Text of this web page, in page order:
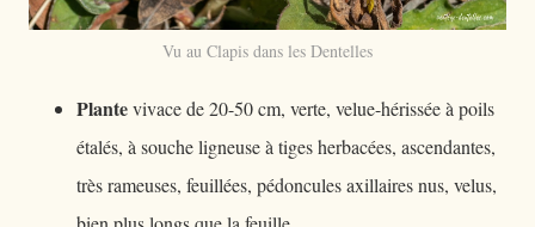
Vu au Clapis dans les Dentelles
Plantevivace de 20-50 cm, verte, velue-hérissée à poils
étalés, à souche ligneuse à tiges herbacées, ascendantes,
très rameuses, feuillées, pédoncules axillaires nus, velus,